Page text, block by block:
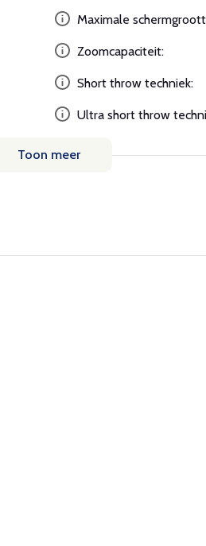
Maximale
Zoomcapaciteit:
Short throw techniek:
Ultra short throw
Toon meer